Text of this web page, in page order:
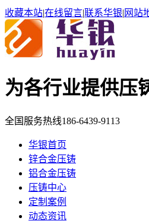
收藏本站|在线留言|联系华银| 网站
为各行业提供压
全国服务热线186-6439-9113
华银首页
锌合金压铸
铝合金压铸
压铸中心
定制案例
动态资讯